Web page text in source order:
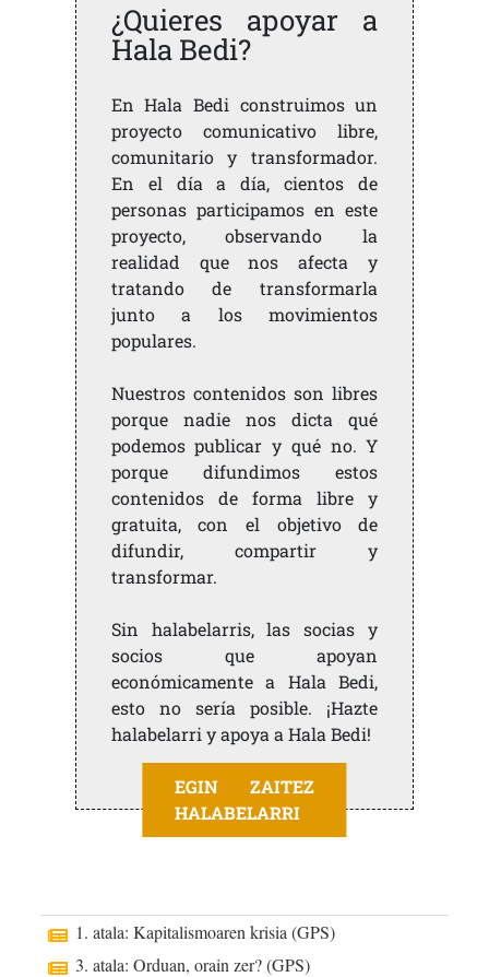
¿Quieres apoyar a
Hala Bedi?
En Hala Bedi construimos un
proyecto comunicativo libre,
comunitario y transformador.
En el día a día, cientos de
personas participamos en este
proyecto, observando la
realidad que nos afecta y
tratando de transformarla
junto a los movimientos
populares.
Nuestros contenidos son libres
porque nadie nos dicta qué
podemos publicar y qué no. Y
porque difundimos estos
contenidos de forma libre y
gratuita, con el objetivo de
difundir, compartir y
transformar.
Sin halabelarris, las socias y
socios que apoyan
económicamente a Hala Bedi,
esto no sería posible. ¡Hazte
halabelarri y apoya a Hala Bedi!
EGIN ZAITEZ
HALABELARRI
1. atala: Kapitalismoaren krisia (GPS)
3. atala: Orduan, orain zer? (GPS)